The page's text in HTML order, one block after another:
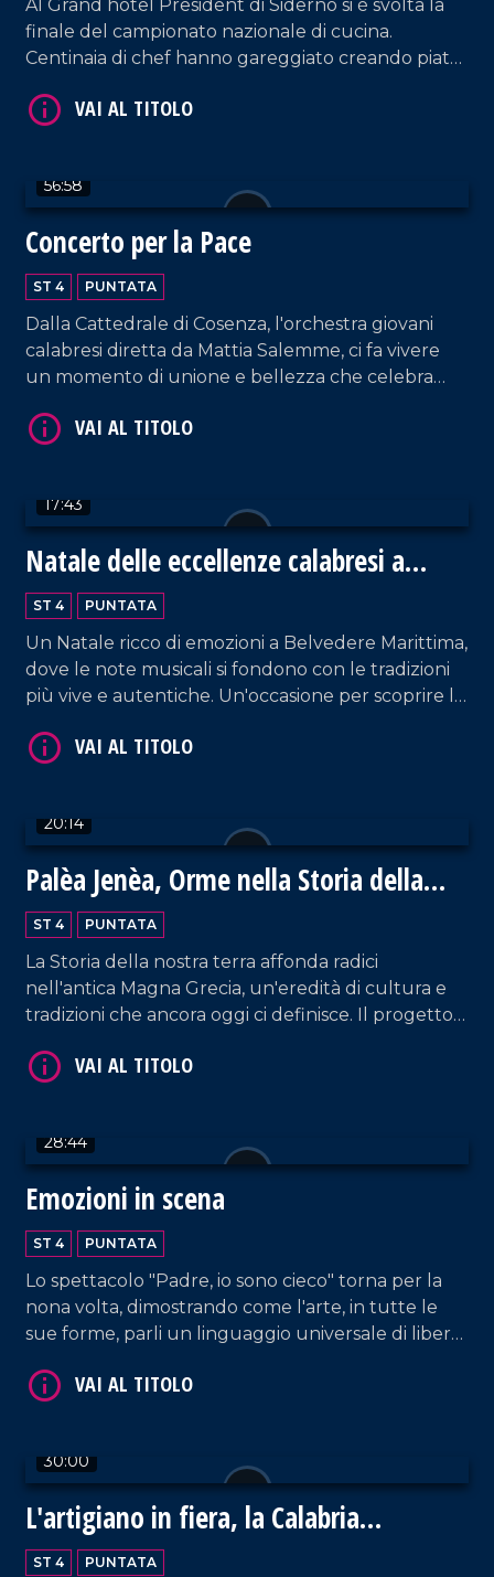
Al Grand hotel President di Siderno si è svolta la
finale del campionato nazionale di cucina.
Centinaia di chef hanno gareggiato creando piatti
unico, ricco di emozioni e sapori.
56:58
Concerto per la Pace
ST 4 PUNTATA
Dalla Cattedrale di Cosenza, l'orchestra giovani
calabresi diretta da Mattia Salemme, ci fa vivere
un momento di unione e bellezza che celebra
17:43
Natale delle eccellenze calabresi a
Belvedere Marittimo
ST 4 PUNTATA
Un Natale ricco di emozioni a Belvedere Marittima,
dove le note musicali si fondono con le tradizioni
più vive e autentiche. Un'occasione per scoprire le
VAI AL TITOLO
20:14
Palèa Jenèa, Orme nella Storia della
Calabria Greca
ST 4 PUNTATA
La Storia della nostra terra affonda radici
nell'antica Magna Grecia, un'eredità di cultura e
tradizioni che ancora oggi ci definisce. Il progetto
profondo, coinvolgendo tutte le scuole di Reggio
28:44
Emozioni in scena
ST 4 PUNTATA
Lo spettacolo "Padre, io sono cieco" torna per la
nona volta, dimostrando come l'arte, in tutte le
sue forme, parli un linguaggio universale di libertà
VAI AL TITOLO
30:00
L'artigiano in fiera, la Calabria
protagonista a Milano
ST 4 PUNTATA
VAI AL TITOLO
VAI AL TITOLO
VAI AL TITOLO